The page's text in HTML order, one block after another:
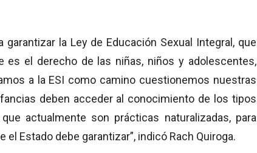
la Ley de Educación Sexual Integral, que
el derecho de las niñas, niños y adolescentes,
a la ESI como camino cuestionemos nuestras
deben acceder al conocimiento de los tipos
actualmente son prácticas naturalizadas, para
Estado debe garantizar”, indicó Rach Quiroga.